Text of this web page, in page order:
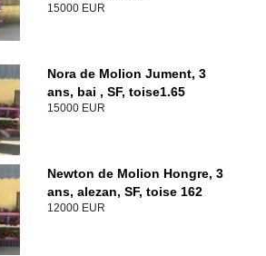
15000 EUR
Nora de Molion Jument, 3
ans, bai , SF, toise1.65
15000 EUR
Newton de Molion Hongre, 3
ans, alezan, SF, toise 162
12000 EUR